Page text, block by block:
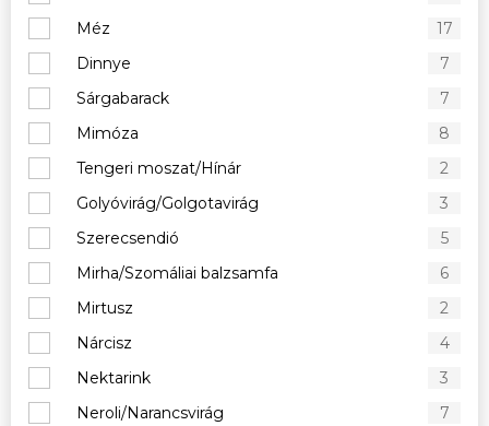
Méz
17
Dinnye
7
Sárgabarack
7
Mimóza
8
Tengeri moszat/Hínár
2
Golyóvirág/Golgotavirág
3
Szerecsendió
5
Mirha/Szomáliai balzsamfa
6
Mirtusz
2
Nárcisz
4
Nektarink
3
Neroli/Narancsvirág
7